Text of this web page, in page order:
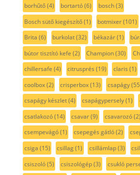
borhűtő(4) bortartó(6) bosch(3)
Bosch sütő kiegészítő(1) botmixer(101)
Brita (6) burkolat(32) békazár(1)
bútor tisztító kefe (2) Champion(30)
chillersafe (4) citrusprés (19) claris (1)
coolbox(2) crisperbox(13) csapágy
csapágy készlet(4) csapágypersely(1)
csatlakozó(14) csavar(9) csavarozó(2)
csempevágó(1) csepegés gátló(2)
csiga (15) csillag(1) csillámlap(3)
csiszoló(5) csiszológép(3) csukló